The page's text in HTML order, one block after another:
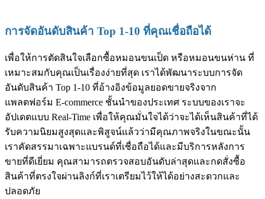
การจัดอันดับสินค้า Top 1-10 ที่คุณเชื่อถือได้
เพื่อให้การตัดสินใจเลือกซื้อหมอนขนเป็ด หรือหมอนขนห่าน ที่
เหมาะสมกับคุณเป็นเรื่องง่ายที่สุด เราได้พัฒนาระบบการจัด
อันดับสินค้า Top 1-10 ที่อ้างอิงข้อมูลยอดขายจริงจาก
แพลตฟอร์ม E-commerce ชั้นนำของประเทศ ระบบของเราจะ
อัปเดตแบบ Real-Time เพื่อให้คุณมั่นใจได้ว่าจะได้เห็นสินค้าที่ได้
รับความนิยมสูงสุดและพิสูจน์แล้วว่ามีคุณภาพจริงในขณะนั้น
เราคัดสรรมาเฉพาะแบรนด์ที่เชื่อถือได้และมีบริการหลังการ
ขายที่ดีเยี่ยม คุณสามารถตรวจสอบอันดับล่าสุดและกดสั่งซื้อ
สินค้าที่ตรงใจผ่านลิงก์ที่เราเตรียมไว้ให้ได้อย่างสะดวกและ
ปลอดภัย